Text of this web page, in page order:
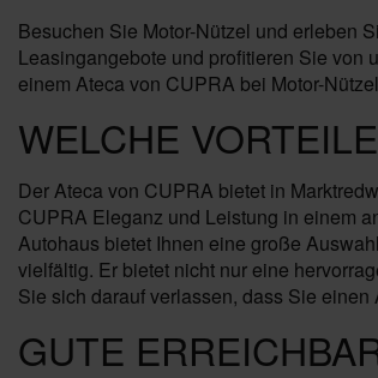
Besuchen Sie Motor-Nützel und erleben
Leasingangebote und profitieren Sie von
einem Ateca von CUPRA bei Motor-
WELCHE
Der Ateca von CUPRA bietet in
CUPRA Eleganz und Leistung in einem
Autohaus bietet Ihnen eine große
vielfältig. Er bietet nicht nur eine
Sie sich darauf verlassen, dass Sie
GUTE